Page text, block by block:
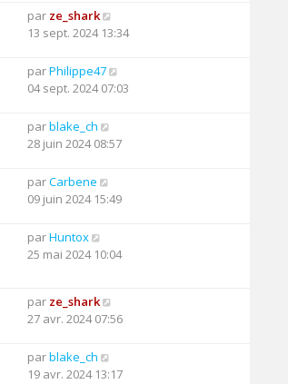
par ze_shark
13 sept. 2024 13:34
parPhilippe47
04 sept. 2024 07:03
parblake_ch
28 juin 2024 08:57
parCarbene
09 juin 2024 15:49
parHuntox
25 mai 2024 10:04
par ze_shark
27 avr. 2024 07:56
parblake_ch
19 avr. 2024 13:17